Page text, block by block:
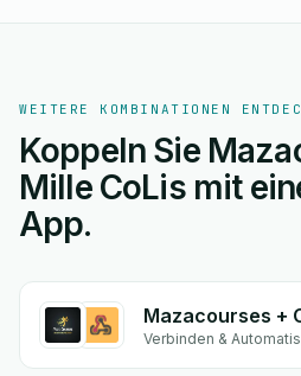
WEITERE KOMBINATIONEN
Koppeln Sie
Mille CoLis mit
App.
Mazacourses +
Verbinden &